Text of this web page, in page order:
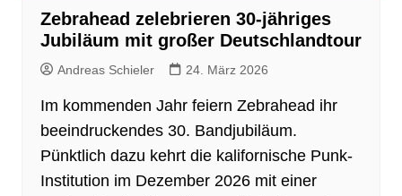
Zebrahead zelebrieren 30-jähriges
Jubiläum mit großer Deutschlandtour
Andreas Schieler 24. März 2026
Im kommenden Jahr feiern Zebrahead ihr
beeindruckendes 30. Bandjubiläum.
Pünktlich dazu kehrt die kalifornische Punk-
Institution im Dezember 2026 mit einer